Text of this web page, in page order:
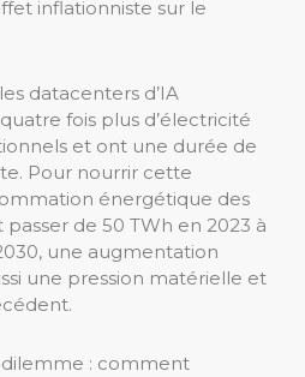
inflationniste sur le
datacenters d’IA
fois plus d’électricité
et ont une durée de
Pour nourrir cette
énergétique des
de 50 TWh en 2023 à
une augmentation
une pression matérielle et
: comment